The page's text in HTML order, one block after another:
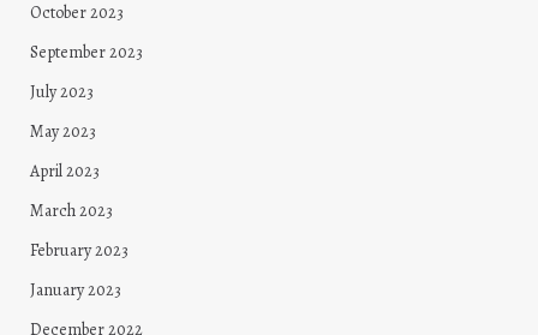
October 2023
September 2023
July 2023
May 2023
April 2023
March 2023
February 2023
January 2023
December 2022